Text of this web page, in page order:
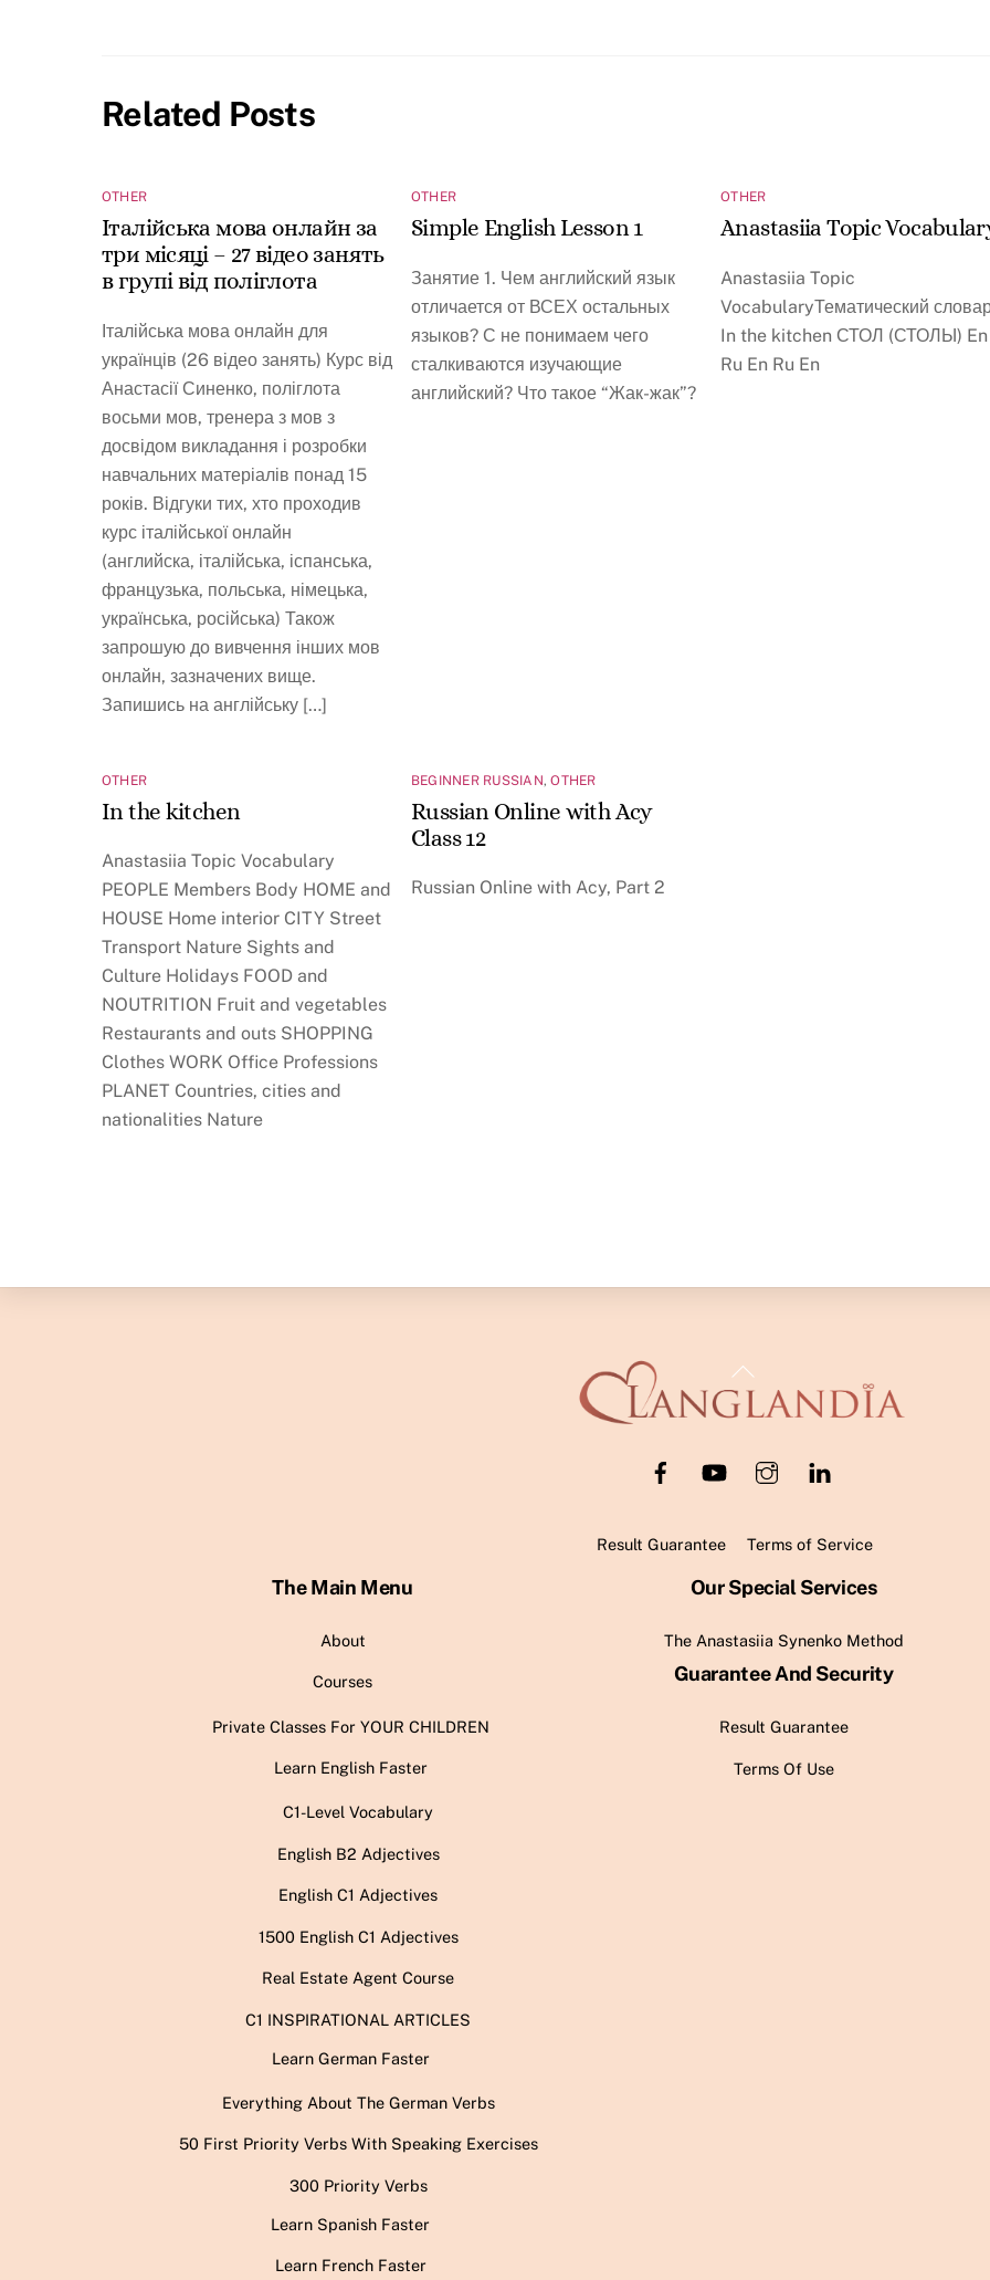
Related Posts
OTHER
Італійська мова онлайн за
три місяці – 27 відео занять
в групі від поліглота
Італійська мова онлайн для
українців (26 відео занять) Курс від
Анастасії Синенко, поліглота
восьми мов, тренера з мов з
досвідом викладання і розробки
навчальних матеріалів понад 15
років. Відгуки тих, хто проходив
курс італійської онлайн
(английска, італійська, іспанська,
французька, польська, німецька,
українська, російська) Також
запрошую до вивчення інших мов
онлайн, зазначених вище.
Запишись на англійську […]
OTHER
Simple English Lesson 1
Занятие 1. Чем английский язык
отличается от ВСЕХ остальных
языков? С не понимаем чего
сталкиваются изучающие
английский? Что такое “Жак-жак”?
OTHER
Anastasiia Topic
Anastasiia Topic
VocabularyТематический
In the kitchen СТОЛ (СТОЛЫ) En
Ru En Ru En
OTHER
In the kitchen
Anastasiia Topic Vocabulary
PEOPLE Members Body HOME and
HOUSE Home interior CITY Street
Transport Nature Sights and
Culture Holidays FOOD and
NOUTRITION Fruit and vegetables
Restaurants and outs SHOPPING
Clothes WORK Office Professions
PLANET Countries, cities and
nationalities Nature
BEGINNER RUSSIAN,OTHER
Russian Online with Acy
Class 12
Russian Online with Acy, Part 2
Back
To
Top
Result Guarantee Terms of Service
The Main Menu
About
Courses
Private Classes For YOUR CHILDREN
Learn English Faster
C1-Level Vocabulary
English B2 Adjectives
English C1 Adjectives
1500 English C1 Adjectives
Real Estate Agent Course
C1 INSPIRATIONAL ARTICLES
Learn German Faster
Everything About The German Verbs
50 First Priority Verbs With Speaking Exercises
300 Priority Verbs
Learn Spanish Faster
Learn French Faster
Our Special Services
The Anastasiia Synenko Method
Guarantee And Security
Result Guarantee
Terms Of Use